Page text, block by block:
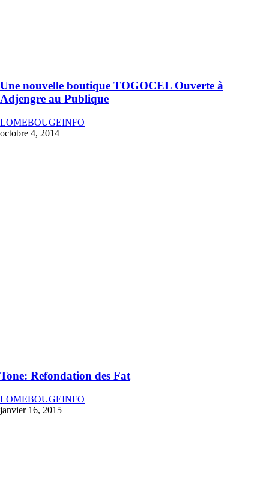
Une nouvelle boutique TOGOCEL Ouverte à
Adjengre au Publique
LOMEBOUGEINFO
octobre 4, 2014
Tone: Refondation des Fat
LOMEBOUGEINFO
janvier 16, 2015